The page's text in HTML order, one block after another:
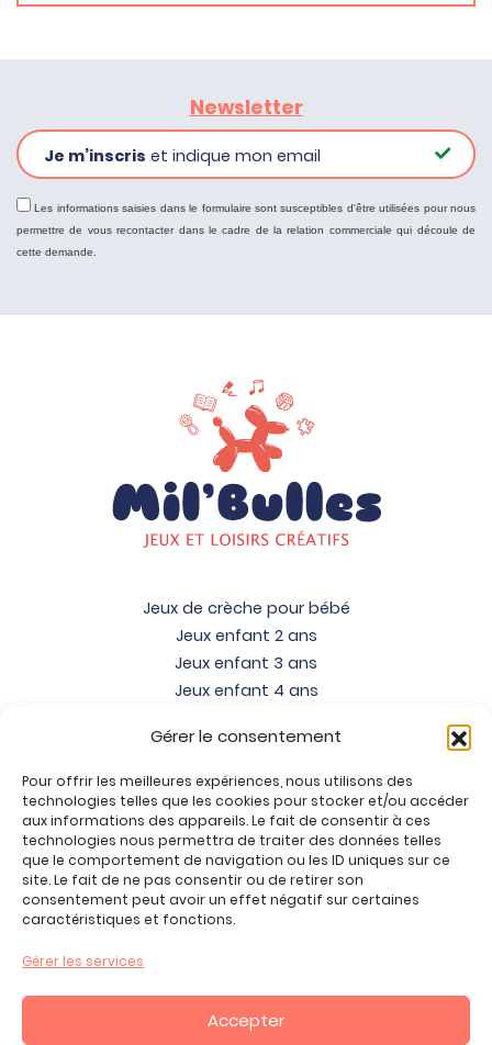
Gérer le consentement
Pour offrir les meilleures expériences, nous utilisons des
technologies telles que les cookies pour stocker et/ou accéder
aux informations des appareils. Le fait de consentir à ces
technologies nous permettra de traiter des données telles
que le comportement de navigation ou les ID uniques sur ce
site. Le fait de ne pas consentir ou de retirer son
consentement peut avoir un effet négatif sur certaines
caractéristiques et fonctions.
Gérer les services
Accepter
Newsletter
Je m’inscris et indique mon email
Les informations saisies dans le formulaire sont susceptibles d'être utilisées pour nous
permettre de vous recontacter dans le cadre de la relation commerciale qui découle de
cette demande.
Jeux de crèche pour bébé
Jeux enfant 2 ans
Jeux enfant 3 ans
Jeux enfant 4 ans
Jeux enfant 6 ans
Jeux enfant 7 ans
Jeux enfant 8 ans
Jeux enfant 9 ans
Jeux enfant 10 ans
Jeux enfant 11 ans
Jeux enfant 12 ans
Promos jeux de loisirs créatifs
Plan du site
Contact